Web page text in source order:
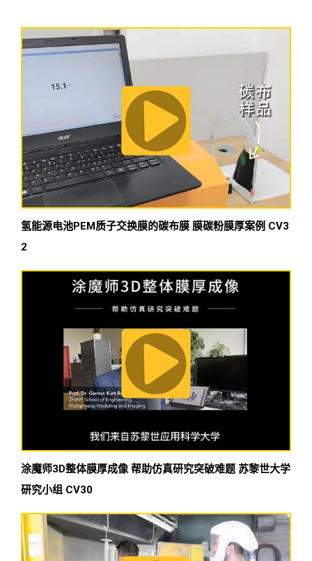
氢能源电池PEM质子交换膜的碳布膜 膜碳粉膜厚案例 CV3
2
涂魔师3D整体膜厚成像 帮助仿真研究突破难题 苏黎世大学
研究小组 CV30